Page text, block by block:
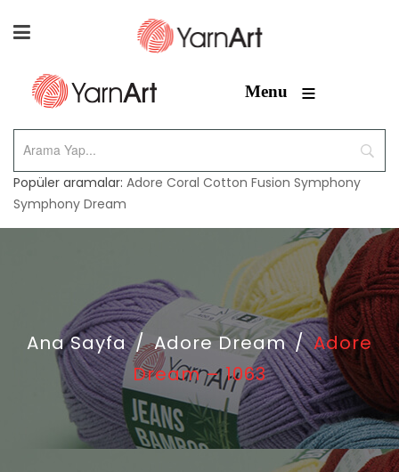
Menu ≡
Popüler aramalar: Adore Coral Cotton Fusion Symphony
Symphony Dream
Ana Sayfa / Adore Dream / Adore
Dream – 1063